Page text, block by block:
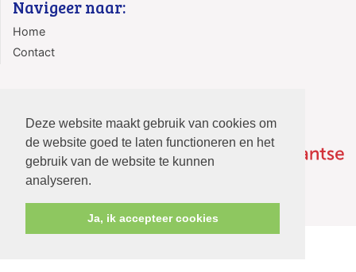
Deze website maakt gebruik van cookies om
de website goed te laten functioneren en het
gebruik van de website te kunnen
analyseren.
Ja, ik accepteer cookies
Navigeer naar:
Home
Contact